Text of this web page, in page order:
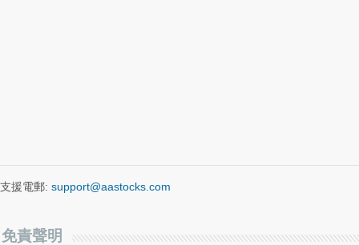
支援電郵: support@aastocks.com
免責聲明